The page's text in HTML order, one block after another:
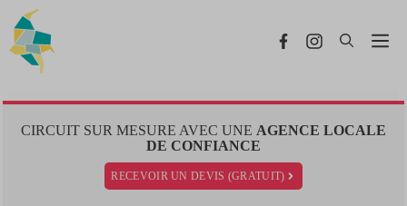
contenu
CIRCUIT SUR MESURE AVEC UNE AGENCE LOCALE
DE CONFIANCE
RECEVOIR UN DEVIS (GRATUIT)